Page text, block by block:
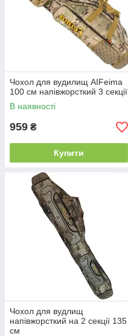
Чохол для вудилищ AIFeima
100 см напівжорсткий 3 секції
В наявності
959 ₴
Купити
Чохол для вудлищ
напівжорсткий на 2 секції 135
см